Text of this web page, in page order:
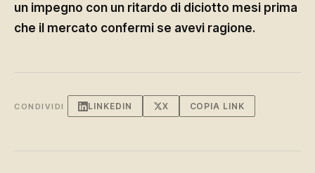
un impegno con un ritardo di diciotto mesi prima
che il mercato confermi se avevi ragione.
CONDIVIDI LINKEDIN X COPIA LINK